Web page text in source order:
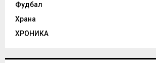
Фудбал
Храна
ХРОНИКА